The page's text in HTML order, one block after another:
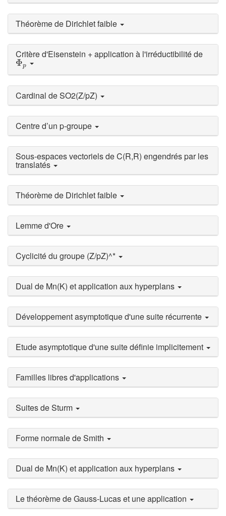
Théorème de Dirichlet faible
Critère d'Eisenstein + application à l'irréductibilité de
Φp
Φp
Cardinal de SO2(Z/pZ)
Centre d’un p-groupe
Sous-espaces vectoriels de C(R,R) engendrés par les
translatés
Théorème de Dirichlet faible
Lemme d'Ore
Cyclicité du groupe (Z/pZ)^*
Dual de Mn(K) et application aux hyperplans
Développement asymptotique d'une suite récurrente
Etude asymptotique d'une suite définie implicitement
Familles libres d'applications
Suites de Sturm
Forme normale de Smith
Dual de Mn(K) et application aux hyperplans
Le théorème de Gauss-Lucas et une application